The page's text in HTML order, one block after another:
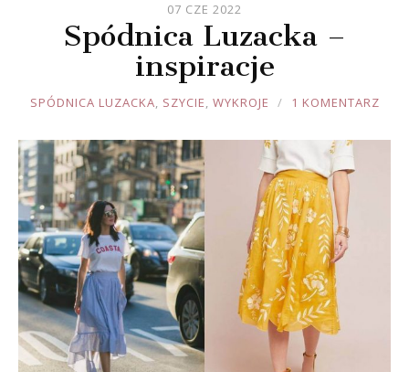
07 CZE 2022
Spódnica Luzacka –
inspiracje
JOULE
SPÓDNICA LUZACKA, SZYCIE, WYKROJE 1 KOMENTARZ